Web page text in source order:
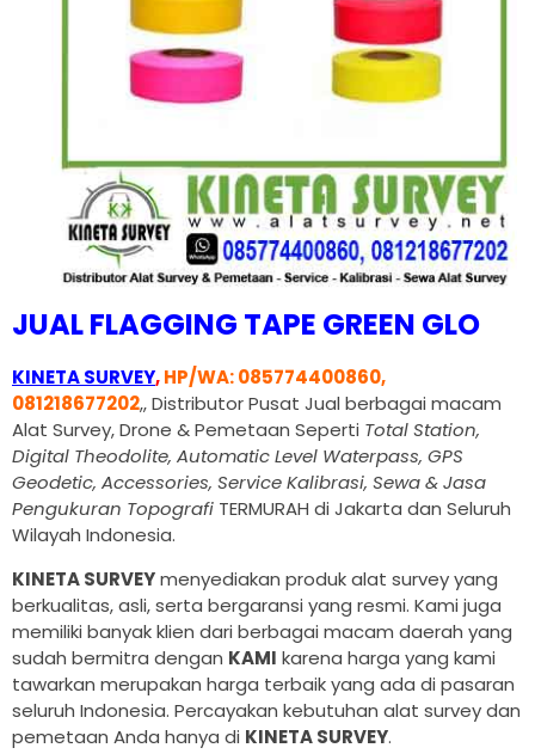
JUAL FLAGGING TAPE GREEN GLO
KINETA SURVEY,HP/WA: 085774400860,
081218677202,, Distributor Pusat Jual berbagai macam
Alat Survey, Drone & Pemetaan Seperti Total Station,
Digital Theodolite, Automatic Level Waterpass, GPS
Geodetic, Accessories, Service Kalibrasi, Sewa & Jasa
Pengukuran Topografi TERMURAH di Jakarta dan Seluruh
Wilayah Indonesia.
KINETA SURVEYmenyediakan produk alat survey yang
berkualitas, asli, serta bergaransi yang resmi. Kami juga
memiliki banyak klien dari berbagai macam daerah yang
sudah bermitra dengan KAMI karena harga yang kami
tawarkan merupakan harga terbaik yang ada di pasaran
seluruh Indonesia. Percayakan kebutuhan alat survey dan
pemetaan Anda hanya di KINETA SURVEY.